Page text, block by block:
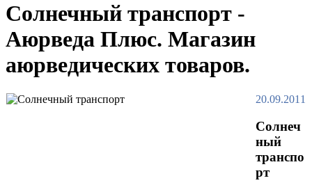
Солнечный транспорт -
Аюрведа Плюс. Магазин
аюрведических товаров.
20.09.2011
Солнеч
ный
транспо
рт